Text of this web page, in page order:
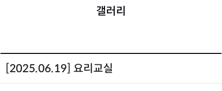
갤러리
[2025.06.19] 요리교실